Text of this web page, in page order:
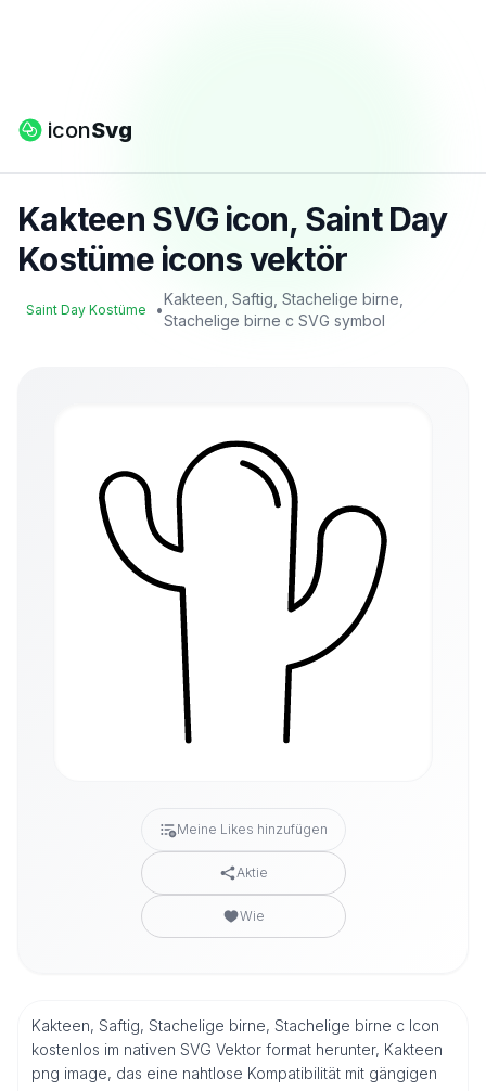
iconSvg
Kakteen SVG icon, Saint Day
Kostüme icons vektör
Saint Day Kostüme •
Kakteen, Saftig, Stachelige birne,
Stachelige birne c SVG symbol
Meine Likes hinzufügen
Aktie
Wie
Kakteen, Saftig, Stachelige birne, Stachelige birne c Icon
kostenlos im nativen SVG Vektor format herunter, Kakteen
png image, das eine nahtlose Kompatibilität mit gängigen